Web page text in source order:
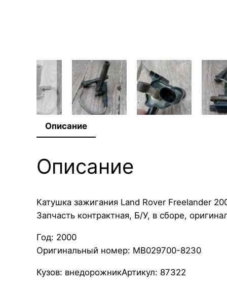
Описание
Описание
Катушка зажигания Land Rover Freelander
Запчасть контрактная, Б/У, в сборе,
Год: 2000
Оригинальный номер: MB029700-8230
Кузов: внедорожникАртикул: 87322